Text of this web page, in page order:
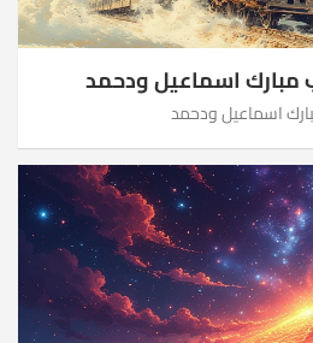
مبارك اسماعيل ودحمد
اسماعيل ودحمد